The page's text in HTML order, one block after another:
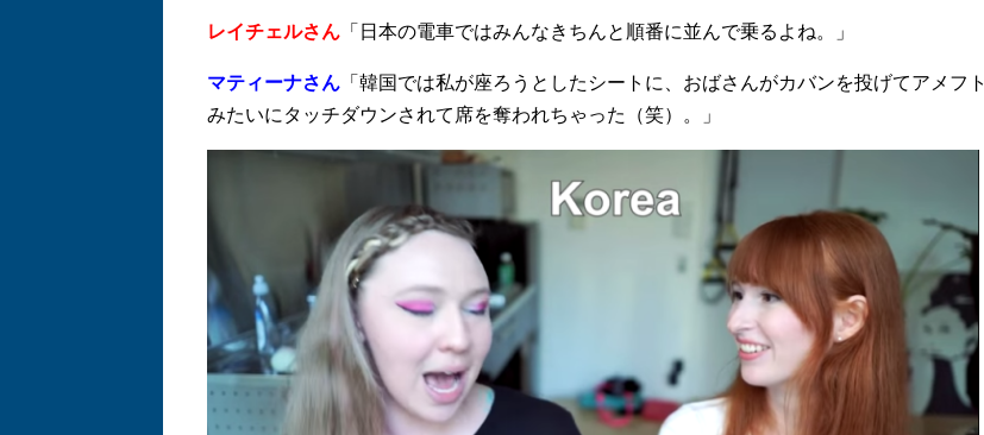
レイチェルさん「日本の電車ではみんなきちんと順番に並んで乗るよね。」
マティーナさん「韓国では私が座ろうとしたシートに、おばさんがカバンを投げてアメフト
みたいにタッチダウンされて席を奪われちゃった（笑）。」